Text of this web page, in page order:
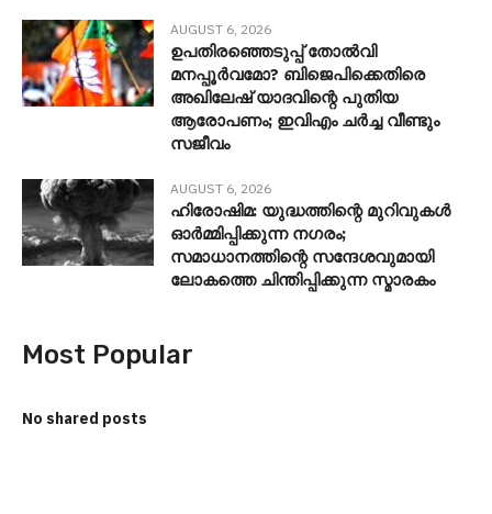
AUGUST 6, 2026
ഉപതിരഞ്ഞെടുപ്പ് തോൽവി
മനപ്പൂർവമോ? ബിജെപിക്കെതിരെ
അഖിലേഷ് യാദവിന്റെ പുതിയ
ആരോപണം; ഇവിഎം ചർച്ച വീണ്ടും
സജീവം
AUGUST 6, 2026
ഹിരോഷിമ: യുദ്ധത്തിന്റെ മുറിവുകൾ
ഓർമ്മിപ്പിക്കുന്ന നഗരം;
സമാധാനത്തിന്റെ സന്ദേശവുമായി
ലോകത്തെ ചിന്തിപ്പിക്കുന്ന സ്മാരകം
Most Popular
No shared posts